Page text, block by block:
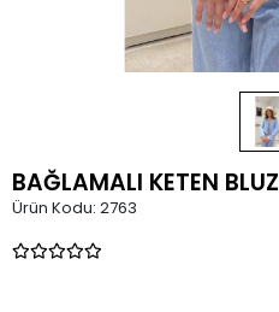
BAĞLAMALI KETEN BLUZ
Ürün Kodu: 2763